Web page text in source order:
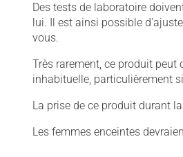
Des tests de laboratoire
lui. Il est ainsi possible
vous.
Très rarement, ce produit
inhabituelle, particulièrement
La prise de ce produit durant
Les femmes enceintes